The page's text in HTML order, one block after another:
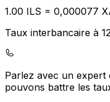
1.00 ILS = 0,000077
Taux interbancaire à
Parlez avec un expert
pouvons battre les